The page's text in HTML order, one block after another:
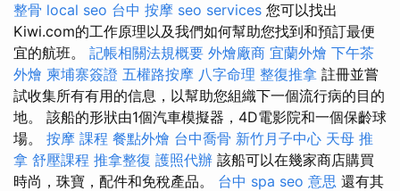
整骨 local seo 台中 按摩 seo services 您可以找出
Kiwi.com的工作原理以及我們如何幫助您找到和預訂最便
宜的航班。 記帳相關法規概要 外燴廠商 宜蘭外燴 下午茶
外燴 柬埔寨簽證 五權路按摩 八字命理 整復推拿 註冊並嘗
試收集所有有用的信息，以幫助您組織下一個流行病的目的
地。 該船的形狀由1個汽車模擬器，4D電影院和一個保齡球
場。 按摩 課程 餐點外燴 台中喬骨 新竹月子中心 天母 推
拿 舒壓課程 推拿整復 護照代辦 該船可以在幾家商店購買
時尚，珠寶，配件和免稅產品。 台中 spa seo 意思 還有其